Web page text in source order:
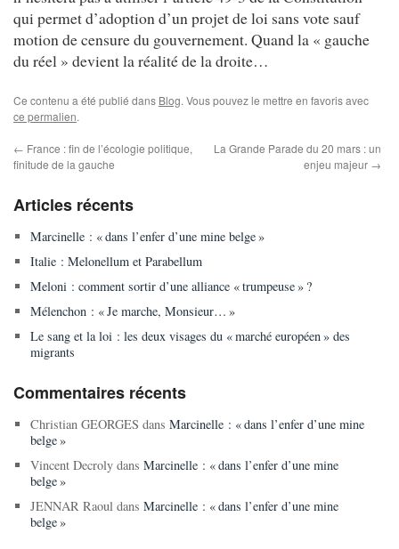
qui permet d’adoption d’un projet de loi sans vote sauf
motion de censure du gouvernement. Quand la « gauche
du réel » devient la réalité de la droite…
Ce contenu a été publié dans Blog. Vous pouvez le mettre en favoris avec
ce permalien.
← France : fin de l’écologie politique,
finitude de la gauche
La Grande Parade du 20 mars : un
enjeu majeur →
Articles récents
Marcinelle : « dans l’enfer d’une mine belge »
Italie : Melonellum et Parabellum
Meloni : comment sortir d’une alliance « trumpeuse » ?
Mélenchon : « Je marche, Monsieur… »
Le sang et la loi : les deux visages du « marché européen » des
migrants
Commentaires récents
Christian GEORGES dans Marcinelle : « dans l’enfer d’une mine
belge »
Vincent Decrolydans Marcinelle : « dans l’enfer d’une mine
belge »
JENNAR Raoul dans Marcinelle : « dans l’enfer d’une mine
belge »